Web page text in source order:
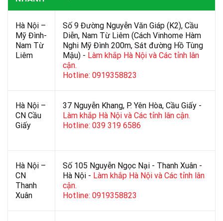
Hà Nội –
Mỹ Đình-
Nam Từ
Liêm
Số 9 Đường Nguyễn Văn Giáp (K2), Cầu
Diễn, Nam Từ Liêm (Cách Vinhome Hàm
Nghi Mỹ Đình 200m, Sát đường Hồ Tùng
Mậu) - Làm khắp Hà Nội và Các tỉnh lân
cận.
Hotline: 0919358823
Hà Nội –
CN Cầu
Giấy
37 Nguyễn Khang, P. Yên Hòa, Cầu Giấy -
Làm khắp Hà Nội và Các tỉnh lân cận.
Hotline: 039 319 6586
Hà Nội –
CN
Thanh
Xuân
Số 105 Nguyễn Ngọc Nại - Thanh Xuân -
Hà Nội - Làm khắp Hà Nội và Các tỉnh lân
cận.
Hotline: 0919358823